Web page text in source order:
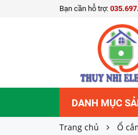
Bạn cần hỗ trợ:
DANH MỤC
Trang chủ Ổ
Mặt cho 4
Giá bán: